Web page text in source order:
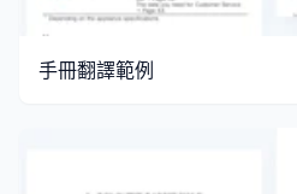
手冊翻譯範例